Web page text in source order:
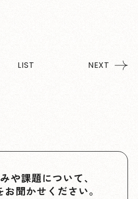
LIST NEXT
や課題について、
聞かせください。